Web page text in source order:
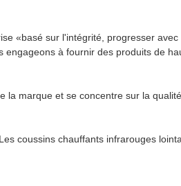
«basé sur l'intégrité, progresser
à fournir des produits de
la marque et se concentre sur la
coussins chauffants infrarouges